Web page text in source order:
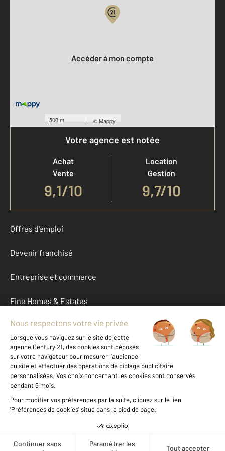
500 m ©Mappy
Accéder à mon compte
Votre agence est notée
Achat
Vente
9,1/10
Location
Gestion
9,7/10
Offres d'emploi
Devenir franchisé
Entreprise et commerce
Fine Homes & Estates
À propos
International
Nous contacter
Données personnelles
Gestionnaire des cookies